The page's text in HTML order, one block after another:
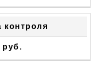
контроля
руб.